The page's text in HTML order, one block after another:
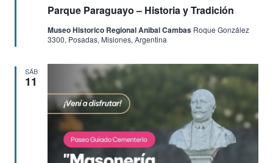
Parque Paraguayo – Historia y Tradición
Museo Historico Regional Anibal Cambas Roque González
3300, Posadas, Misiones, Argentina
SÁB
11